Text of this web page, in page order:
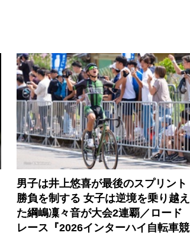
男子は井上悠喜が最後のスプリント
勝負を制する 女子は逆境を乗り越え
た綱嶋凜々音が大会2連覇／ロード
レース『2026インターハイ自転車競